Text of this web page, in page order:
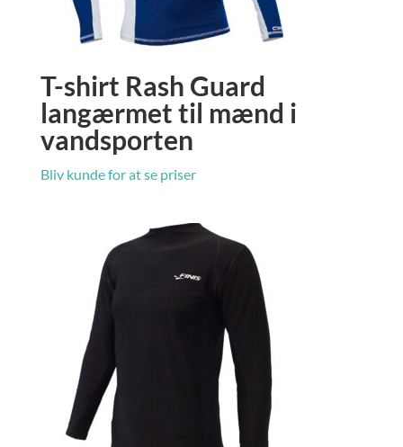
T-shirt Rash Guard
langærmet til mænd i
vandsporten
Bliv kunde for at se priser